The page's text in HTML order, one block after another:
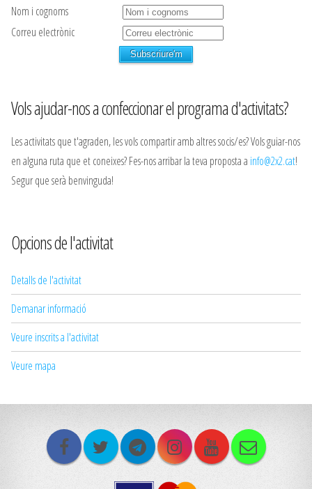
Nom i cognoms
Correu electrònic
Vols ajudar-nos a confeccionar el programa d'activitats?
Les activitats que t'agraden, les vols compartir amb altres socis/es? Vols guiar-nos
en alguna ruta que et coneixes? Fes-nos arribar la teva proposta a info@2x2.cat!
Segur que serà benvinguda!
Opcions de l'activitat
Detalls de l'activitat
Demanar informació
Veure inscrits a l'activitat
Veure mapa